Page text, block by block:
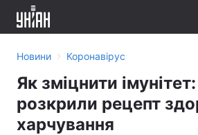
Новини › Коронавірус
Як зміцнити
розкрили рецепт
харчування